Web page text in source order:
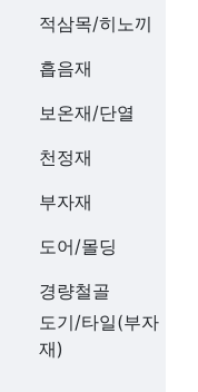
적삼목/히노끼
흡음재
보온재/단열
천정재
부자재
도어/몰딩
경량철골
도기/타일(부자
재)